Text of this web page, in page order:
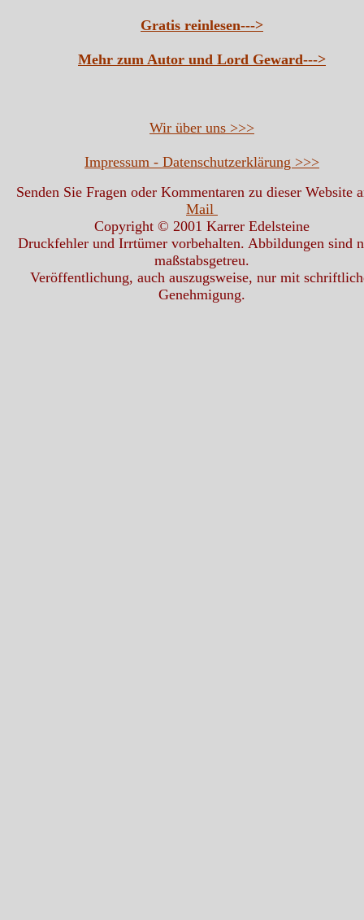
Gratis reinlesen--->
Mehr zum Autor und Lord Geward--->
Wir über uns >>>
Impressum - Datenschutzerklärung >>>
Senden Sie Fragen oder Kommentaren zu dieser Website
Mail
Copyright © 2001 Karrer Edelsteine
Druckfehler und Irrtümer vorbehalten. Abbildungen sind
maßstabsgetreu.
Veröffentlichung, auch auszugsweise, nur mit
Genehmigung.